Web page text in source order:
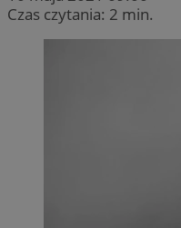
Czas czytania: 2 min.